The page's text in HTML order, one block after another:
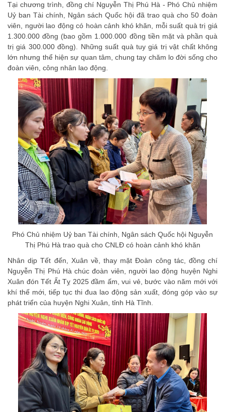
Tại chương trình, đồng chí Nguyễn Thị Phú Hà - Phó Chủ nhiệm
Uỷ ban Tài chính, Ngân sách Quốc hội đã trao quà cho 50 đoàn
viên, người lao động có hoàn cảnh khó khăn, mỗi suất quà trị giá
1.300.000 đồng (bao gồm 1.000.000 đồng tiền mặt và phần quà
trị giá 300.000 đồng). Những suất quà tuy giá trị vật chất không
lớn nhưng thể hiện sự quan tâm, chung tay chăm lo đời sống cho
đoàn viên, công nhân lao động.
Phó Chủ nhiệm Uỷ ban Tài chính, Ngân sách Quốc hội Nguyễn
Thị Phú Hà trao quà cho CNLĐ có hoàn cảnh khó khăn
Nhân dịp Tết đến, Xuân về, thay mặt Đoàn công tác, đồng chí
Nguyễn Thị Phú Hà chúc đoàn viên, người lao động huyện Nghi
Xuân đón Tết Ất Tỵ 2025 đầm ấm, vui vẻ, bước vào năm mới với
khí thế mới, tiếp tục thi đua lao động sản xuất, đóng góp vào sự
phát triển của huyện Nghi Xuân, tỉnh Hà Tĩnh.